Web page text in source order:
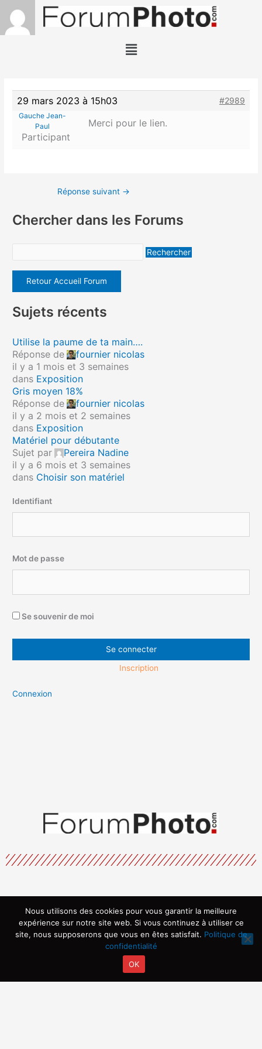
contenu
Menu
29 mars 2023 à 15h03 #2989
Gauche Jean-
Paul
Participant
Merci pour le lien.
Réponse suivant →
Chercher dans les Forums
Retour Accueil Forum
Sujets récents
Utilise la paume de ta main….
Réponse de
fournier nicolas
il y a 1 mois et 3 semaines
dans Exposition
Gris moyen 18%
Réponse de
fournier nicolas
il y a 2 mois et 2 semaines
dans Exposition
Matériel pour débutante
Sujet par
Pereira Nadine
il y a 6 mois et 3 semaines
dans Choisir son matériel
Identifiant
Mot de passe
Se souvenir de moi
Inscription
Connexion
Menu
Copyright © 2026 | Propulsé par ARVIA
Nous utilisons des cookies pour vous garantir la meilleure
expérience sur notre site web. Si vous continuez à utiliser ce
site, nous supposerons que vous en êtes satisfait. Politique de
confidentialité
OK